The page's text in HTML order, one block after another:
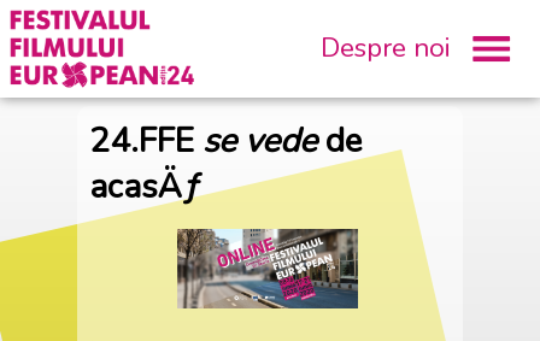
24.FFE se vedede
acasÄƒ
Despre noi